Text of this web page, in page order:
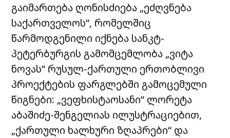
გაიმართება ღონისძიება „ეძღვნება
საქართველოს“, რომელშიც
წარმოდგენილი იქნება სანკტ-
პეტერბურგის გამომცემლობა „ვიტა
ნოვას“ რუსულ-ქართული ერთობლივი
პროექტების ფარგლებში გამოცემული
წიგნები: „ვეფხისტაოსანი“ ლორეტა
აბაშიძე-შენგელიას ილუსტრაციებით,
„ქართული ხალხური ზღაპრები“ და